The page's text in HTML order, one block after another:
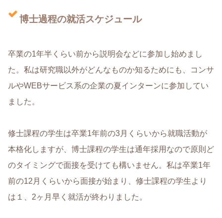
博士過程の就活スケジュール
卒業の1年半くらい前から説明会などに参加し始めまし
た。私は研究職以外がどんなものか知るためにも、コンサ
ルやWEBサービス系の企業の夏インターンに参加してい
ました。
修士課程の学生は卒業1年前の3月くらいから就職活動が
本格化しますが、博士課程の学生は通年採用なので原則ど
のタイミングで面接を受けても構いません。私は卒業1年
前の12月くらいから面接が始まり、修士課程の学生より
は１、2ヶ月早く就活が終わりました。